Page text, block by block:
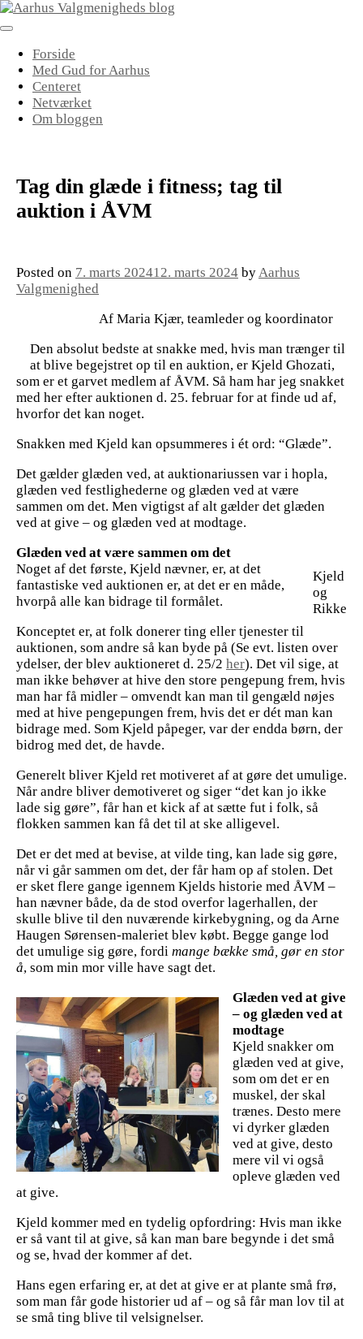
Skip
to
Forside
Med Gud for Aarhus
Centeret
Netværket
Om bloggen
Tag din glæde i fitness; tag til
auktion i ÅVM
Posted on 7. marts 202412. marts 2024 byAarhus
Valgmenighed
Af Maria Kjær, teamleder og koordinator
Den absolut bedste at snakke med, hvis man trænger til
at blive begejstret op til en auktion, er Kjeld Ghozati,
som er et garvet medlem af ÅVM. Så ham har jeg snakket
med her efter auktionen d. 25. februar for at finde ud af,
hvorfor det kan noget.
Snakken med Kjeld kan opsummeres i ét ord: “Glæde”.
Det gælder glæden ved, at auktionariussen var i hopla,
glæden ved festlighederne og glæden ved at være
sammen om det. Men vigtigst af alt gælder det glæden
ved at give – og glæden ved at modtage.
Kjeld
og
Rikke
Glæden ved at være sammen om det
Noget af det første, Kjeld nævner, er, at det
fantastiske ved auktionen er, at det er en måde,
hvorpå alle kan bidrage til formålet.
Konceptet er, at folk donerer ting eller tjenester til
auktionen, som andre så kan byde på (Se evt. listen over
ydelser, der blev auktioneret d. 25/2 her). Det vil sige, at
man ikke behøver at hive den store pengepung frem, hvis
man har få midler – omvendt kan man til gengæld nøjes
med at hive pengepungen frem, hvis det er dét man kan
bidrage med. Som Kjeld påpeger, var der endda børn, der
bidrog med det, de havde.
Generelt bliver Kjeld ret motiveret af at gøre det umulige.
Når andre bliver demotiveret og siger “det kan jo ikke
lade sig gøre”, får han et kick af at sætte fut i folk, så
flokken sammen kan få det til at ske alligevel.
Det er det med at bevise, at vilde ting, kan lade sig gøre,
når vi går sammen om det, der får ham op af stolen. Det
er sket flere gange igennem Kjelds historie med ÅVM –
han nævner både, da de stod overfor lagerhallen, der
skulle blive til den nuværende kirkebygning, og da Arne
Haugen Sørensen-maleriet blev købt. Begge gange lod
det umulige sig gøre, fordi mange bække små, gør en stor
å, som min mor ville have sagt det.
Glæden ved at give
– og glæden ved at
modtage
Kjeld snakker om
glæden ved at give,
som om det er en
muskel, der skal
trænes. Desto mere
vi dyrker glæden
ved at give, desto
mere vil vi også
opleve glæden ved
at give.
Kjeld kommer med en tydelig opfordring: Hvis man ikke
er så vant til at give, så kan man bare begynde i det små
og se, hvad der kommer af det.
Hans egen erfaring er, at det at give er at plante små frø,
som man får gode historier ud af – og så får man lov til at
se små ting blive til velsignelser.